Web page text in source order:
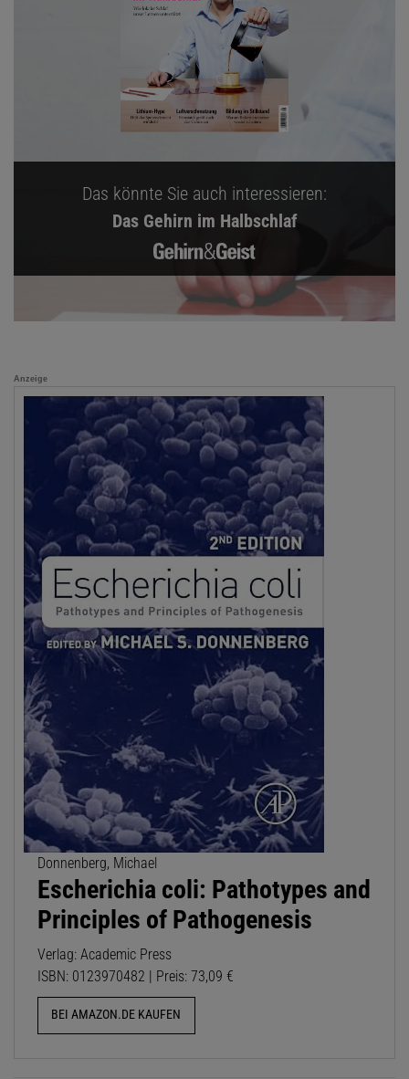
Das könnte Sie auch interessieren:
Das Gehirn im Halbschlaf
Anzeige
Donnenberg, Michael
Escherichia coli: Pathotypes and
Principles of Pathogenesis
Verlag: Academic Press
ISBN: 0123970482 | Preis: 73,09 €
BEI AMAZON.DE KAUFEN